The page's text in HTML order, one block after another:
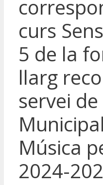
curs
5 de la
llarg
servei
Música
2024-